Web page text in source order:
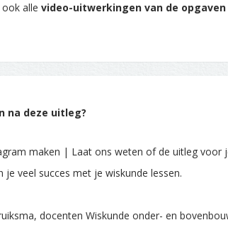
alle video-uitwerkingen van de opgaven
na deze uitleg?
maken | Laat ons weten of de uitleg voor
je veel succes met je wiskunde lessen.
docenten Wiskunde onder- en